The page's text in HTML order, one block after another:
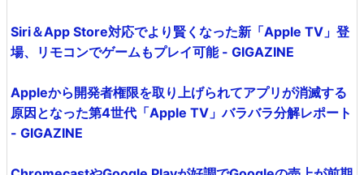
Siri＆App Store対応でより賢くなった新「Apple TV」登
場、リモコンでゲームもプレイ可能 - GIGAZINE
Appleから開発者権限を取り上げられてアプリが消滅する
原因となった第4世代「Apple TV」バラバラ分解レポート
- GIGAZINE